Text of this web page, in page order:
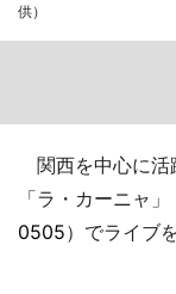
供）
関西を中心に活
「ラ・カーニャ
0505）でライブ